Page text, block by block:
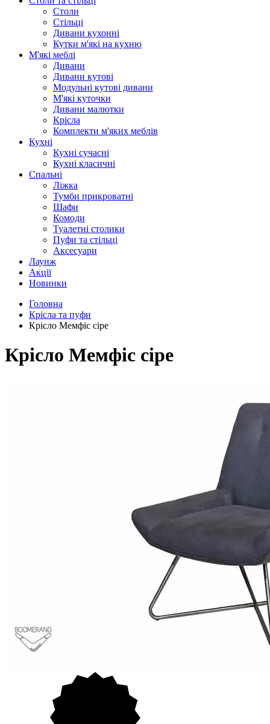
Столи
Стiльцi
Дивани кухоннi
Кутки м'які на кухню
М'які меблі
Дивани
Дивани кутовi
Модульнi кутовi дивани
М'які куточки
Дивани малютки
Крiсла
Комплекти м'яких меблiв
Кухнi
Кухнi сучасні
Кухнi класичнi
Спальнi
Лiжка
Тумби прикроватнi
Шафи
Комоди
Туалетнi столики
Пуфи та стiльцi
Аксесуари
Лаунж
Акції
Новинки
Головна
Крісла та пуфи
Крісло Мемфіс сіре
Крісло Мемфіс сіре